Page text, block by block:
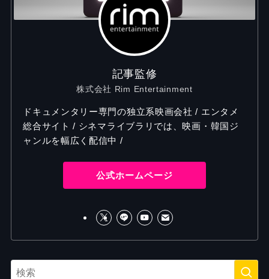
記事監修
株式会社 Rim Entertainment
ドキュメンタリー専門の独立系映画会社 / エンタメ
総合サイト / シネマライブラリでは、映画・韓国ジ
ャンルを幅広く配信中 /
公式ホームページ